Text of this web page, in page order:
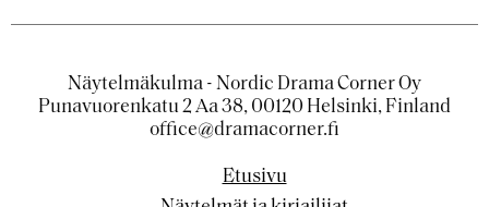
Näytelmäkulma - Nordic Drama Corner Oy
Punavuorenkatu 2 Aa 38, 00120 Helsinki, Finland
office@dramacorner.fi
Etusivu